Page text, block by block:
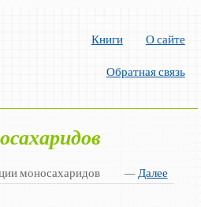
Книги О сайте
Обратная связь
—Далее
моносахаридов